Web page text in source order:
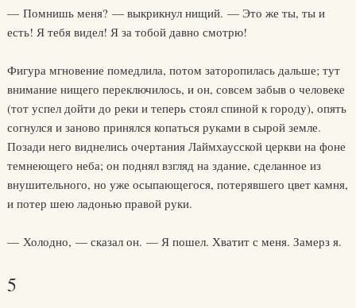
— Помнишь меня? — выкрикнул нищий. — Это же ты, ты и
есть! Я тебя видел! Я за тобой давно смотрю!
Фигура мгновение помедлила, потом заторопилась дальше; тут
внимание нищего переключилось, и он, совсем забыв о человеке
(тот успел дойти до реки и теперь стоял спиной к городу), опять
согнулся и заново принялся копаться руками в сырой земле.
Позади него виднелись очертания Лаймхаусской церкви на фоне
темнеющего неба; он поднял взгляд на здание, сделанное из
внушительного, но уже осыпающегося, потерявшего цвет камня,
и потер шею ладонью правой руки.
— Холодно, — сказал он. — Я пошел. Хватит с меня. Замерз я.
5